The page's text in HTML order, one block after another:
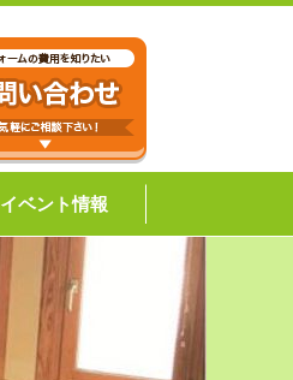
イベント情報